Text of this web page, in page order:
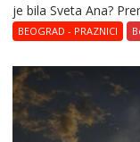
je bila Sveta Ana?
BEOGRAD - PRAZNICI